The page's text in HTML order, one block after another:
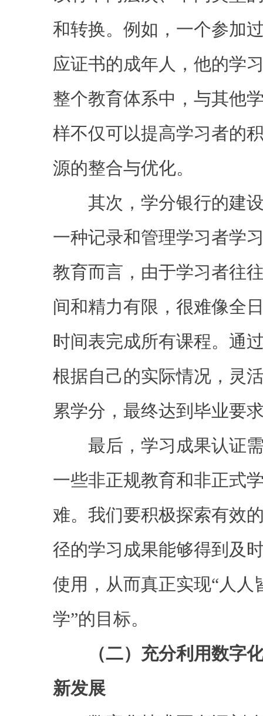
和转换。例如，一个参加
应证书的成年人，他的学
整个教育体系中，与其他
样不仅可以提高学习者的
源的整合与优化。
其次，学分银行的建设
一种记录和管理学习者学
教育而言，由于学习者往
间和精力有限，很难像全
时间表完成所有课程。通
根据自己的实际情况，灵
累学分，最终达到毕业要
最后，学习成果认证需
一些非正规教育和非正式
难。我们要积极探索有效
径的学习成果能够得到及
使用，从而真正实现“人
学”的目标。
（二）充分利用数字
新发展